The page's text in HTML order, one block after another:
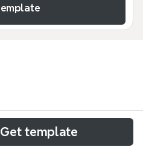
Get template